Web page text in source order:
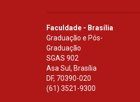
Faculdade - Brasília
Graduação e Pós-
Graduação
SGAS 902
Asa Sul, Brasília
DF, 70390-020
(61) 3521-9300